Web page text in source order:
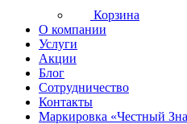
Корзина
О компании
Услуги
Акции
Блог
Сотрудничество
Контакты
Маркировка «Честный